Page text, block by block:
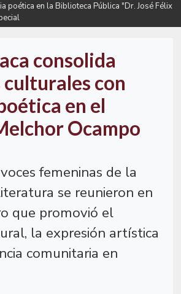
poética en la Biblioteca Pública "Dr. José Félix
consolida
culturales con
en el
Ocampo
femeninas de la
se reunieron en
que promovió el
la expresión artística
comunitaria en